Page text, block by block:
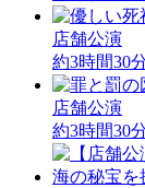
店舗公演
約3時間30
店舗公演
約3時間30